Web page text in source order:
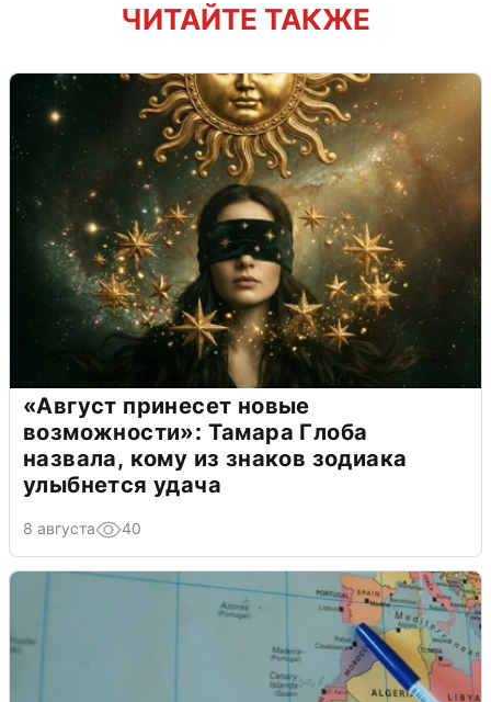
ЧИТАЙТЕ ТАКЖЕ
«Август принесет новые
возможности»: Тамара Глоба
назвала, кому из знаков зодиака
улыбнется удача
8 августа 40